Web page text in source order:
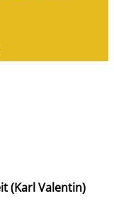
(Karl Valentin)